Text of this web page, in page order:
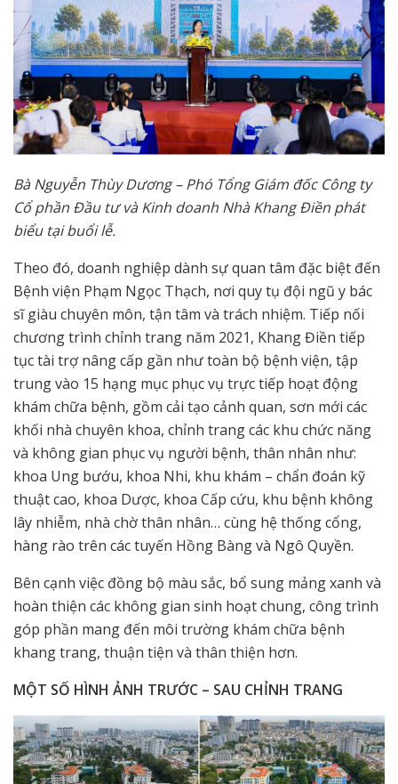
Bà Nguyễn Thùy Dương – Phó Tổng Giám đốc Công ty
Cổ phần Đầu tư và Kinh doanh Nhà Khang Điền phát
biểu tại buổi lễ.
Theo đó, doanh nghiệp dành sự quan tâm đặc biệt đến
Bệnh viện Phạm Ngọc Thạch, nơi quy tụ đội ngũ y bác
sĩ giàu chuyên môn, tận tâm và trách nhiệm. Tiếp nối
chương trình chỉnh trang năm 2021, Khang Điền tiếp
tục tài trợ nâng cấp gần như toàn bộ bệnh viện, tập
trung vào 15 hạng mục phục vụ trực tiếp hoạt động
khám chữa bệnh, gồm cải tạo cảnh quan, sơn mới các
khối nhà chuyên khoa, chỉnh trang các khu chức năng
và không gian phục vụ người bệnh, thân nhân như:
khoa Ung bướu, khoa Nhi, khu khám – chẩn đoán kỹ
thuật cao, khoa Dược, khoa Cấp cứu, khu bệnh không
lây nhiễm, nhà chờ thân nhân… cùng hệ thống cổng,
hàng rào trên các tuyến Hồng Bàng và Ngô Quyền.
Bên cạnh việc đồng bộ màu sắc, bổ sung mảng xanh và
hoàn thiện các không gian sinh hoạt chung, công trình
góp phần mang đến môi trường khám chữa bệnh
khang trang, thuận tiện và thân thiện hơn.
MỘT SỐ HÌNH ẢNH TRƯỚC – SAU CHỈNH TRANG